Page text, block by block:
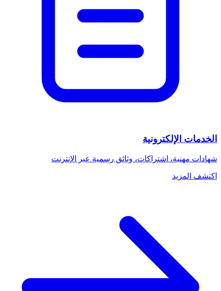
الخدمات الإلكترونية
شهادات مهنية، اشتراكات، وثائق رسمية عبر الإنترنت
اكتشف المزيد